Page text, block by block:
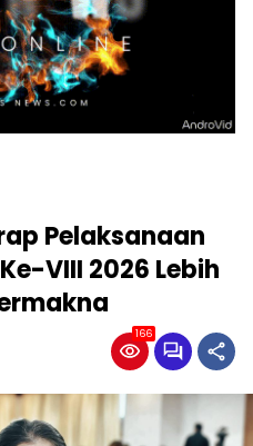
Pelaksanaan
VIII 2026 Lebih
166